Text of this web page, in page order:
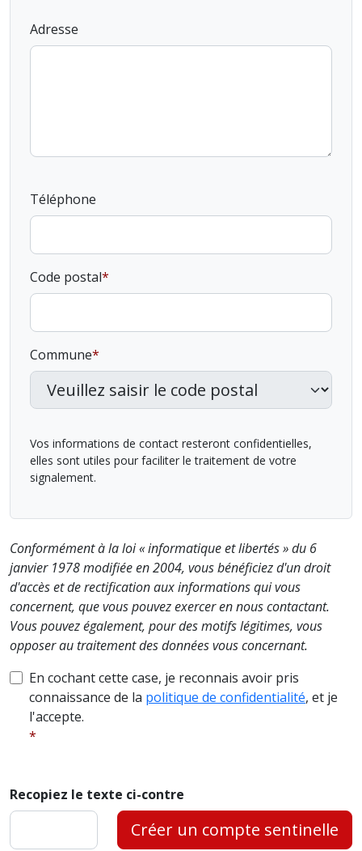
Adresse
Téléphone
Code postal
Commune
Vos informations de contact resteront confidentielles,
elles sont utiles pour faciliter le traitement de votre
signalement.
Conformément à la loi « informatique et libertés » du 6
janvier 1978 modifiée en 2004, vous bénéficiez d'un droit
d'accès et de rectification aux informations qui vous
concernent, que vous pouvez exercer en nous contactant.
Vous pouvez également, pour des motifs légitimes, vous
opposer au traitement des données vous concernant.
En cochant cette case, je reconnais avoir pris
connaissance de la politique de confidentialité, et je
l'accepte.
Recopiez le texte ci-contre
Créer un compte sentinelle